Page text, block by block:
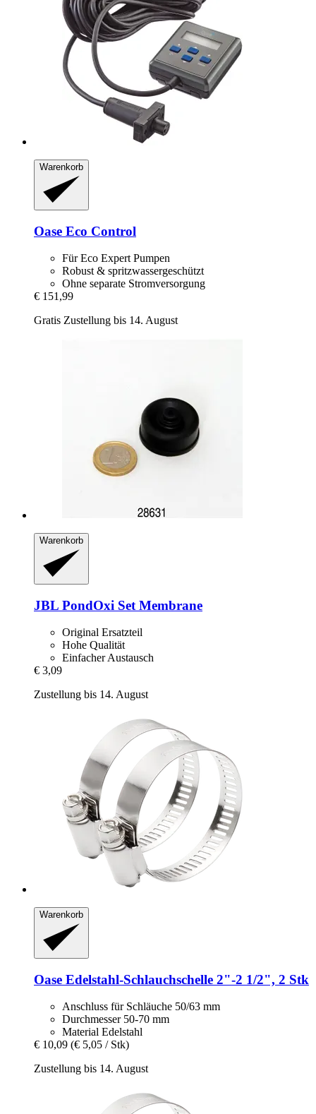
Warenkorb
Oase Eco Control
Für Eco Expert Pumpen
Robust & spritzwassergeschützt
Ohne separate Stromversorgung
€ 151,99
Gratis Zustellung bis 14. August
Warenkorb
JBL PondOxi Set Membrane
Original Ersatzteil
Hohe Qualität
Einfacher Austausch
€ 3,09
Zustellung bis 14. August
Warenkorb
Oase Edelstahl-​Schlauchschelle 2"-​2 1/2", 2 Stk
Anschluss für Schläuche 50/63 mm
Durchmesser 50-70 mm
Material Edelstahl
€ 10,09 (€ 5,05 / Stk)
Zustellung bis 14. August